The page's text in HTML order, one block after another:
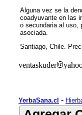
Alguna vez se la
coadyuvante en las
o secundaria al uso,
asociada.
Santiago, Chile.
ventaskuder
YerbaSana.cl -